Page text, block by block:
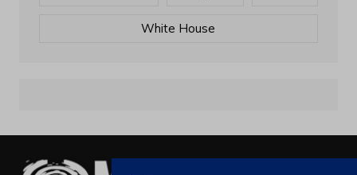
White House